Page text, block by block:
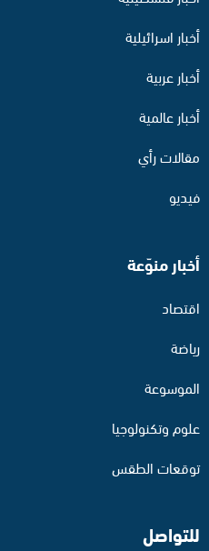
أخبار اسرائيلية
أخبار عربية
أخبار عالمية
مقالات رأي
فيديو
أخبار منوّعة
اقتصاد
رياضة
الموسوعة
علوم وتكنولوجيا
توقعات الطقس
للتواصل